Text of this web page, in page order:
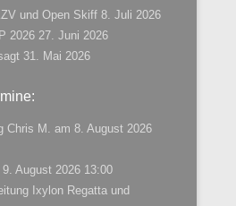
und Open Skiff 8. Juli 2026
2026 27. Juni 2026
31. Mai 2026
Chris M. am 8. August 2026
9. August 2026 13:00
Ixylon Regatta und